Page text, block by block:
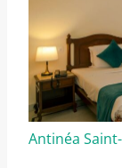
Antinéa